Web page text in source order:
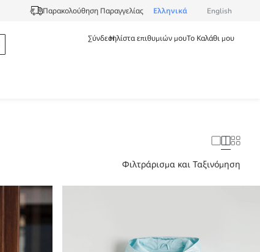
Παρακολούθηση Παραγγελίας Ελληνικά English
ΣύνδεσηΗ λίστα επιθυμιών μουΤο Καλάθι μου
Φιλτράρισμα και Ταξινόμηση